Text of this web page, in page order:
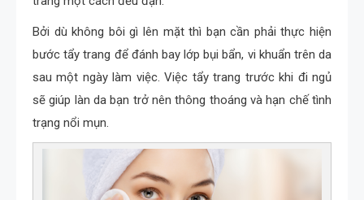
Bởi dù không bôi gì lên mặt thì bạn cần phải thực hiện
bước tẩy trang để đánh bay lớp bụi bẩn, vi khuẩn trên da
sau một ngày làm việc. Việc tẩy trang trước khi đi ngủ
sẽ giúp làn da bạn trở nên thông thoáng và hạn chế tình
trạng nổi mụn.